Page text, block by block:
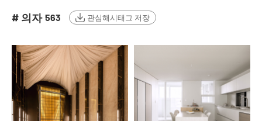
# 의자 563 관심해시태그 저장